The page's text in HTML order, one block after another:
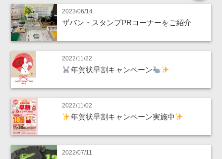
2023/06/14
ザバン・スタンプPRコーナーをご紹介
2022/11/22
年賀状早割キャンペーン
2022/11/02
年賀状早割キャンペーン実施中
2022/07/11